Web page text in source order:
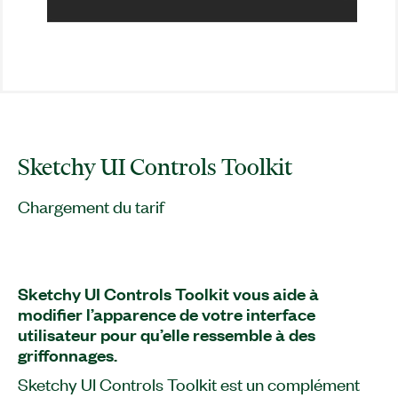
Sketchy UI Controls Toolkit
Chargement du tarif
Sketchy UI Controls Toolkit vous aide à
modifier l’apparence de votre interface
utilisateur pour qu’elle ressemble à des
griffonnages.
Sketchy UI Controls Toolkit est un complément